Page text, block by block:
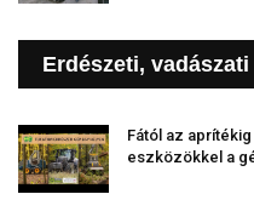
Erdészeti,
Fától az
eszközökkel a